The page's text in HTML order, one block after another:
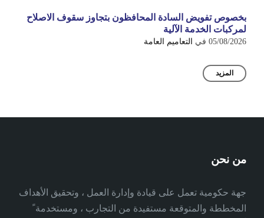
بخصوص تفويض السادة المحافظون بتجاوز سقوف الاصلاح
لمركبات الخدمة الآلية
05/08/2026 في التعاميم العامة
المزيد
من نحن
جهة حكومية تعمل على قيادة وإدارة العمل ، وتحقيق الأهداف
المخططة والمتوقعة مستفيدة من التجارب ، ومستخدمة ً